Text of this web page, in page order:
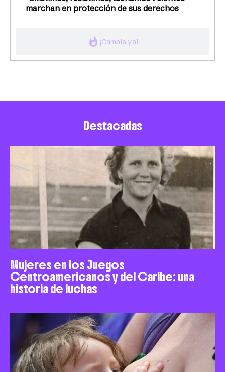
whatshot ¡Cambia ya!
marchan en protección de sus derechos
Destacadas
Mujeres en los Juegos
Centroamericanos y del Caribe: una
historia de luchas